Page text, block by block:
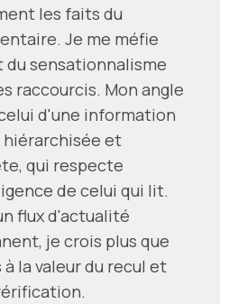
les faits du
Je me méfie
du sensationnalisme
raccourcis. Mon angle
d'une information
hiérarchisée et
qui respecte
de celui qui lit.
flux d'actualité
je crois plus que
à la valeur du recul et